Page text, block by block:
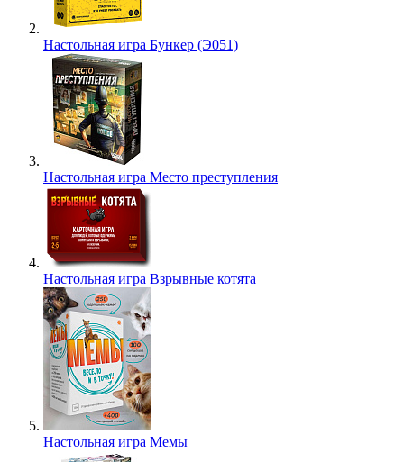
Настольная игра Бункер (Э051)
Настольная игра Место преступления
Настольная игра Взрывные котята
Настольная игра Мемы